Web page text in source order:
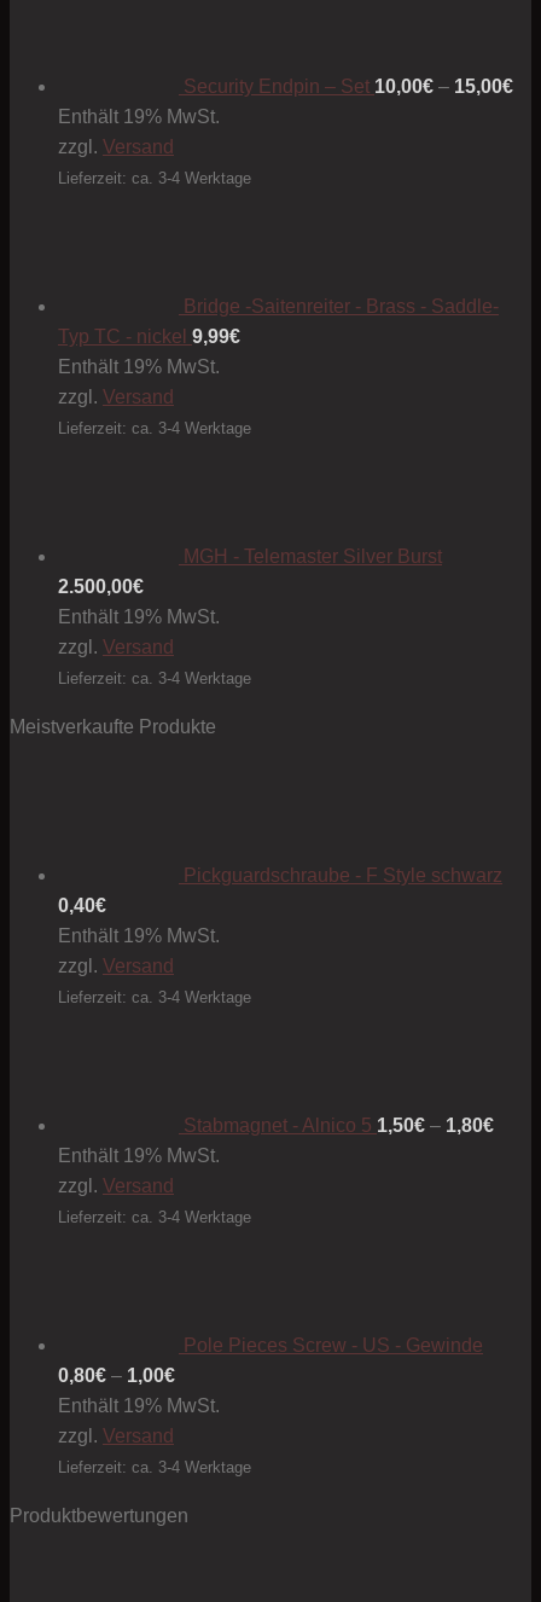
Security Endpin – Set 10,00€ – 15,00€
Enthält 19% MwSt.
zzgl. Versand
Lieferzeit: ca. 3-4 Werktage
Bridge -Saitenreiter - Brass - Saddle-
Typ TC - nickel 9,99€
Enthält 19% MwSt.
zzgl. Versand
Lieferzeit: ca. 3-4 Werktage
MGH - Telemaster Silver Burst
2.500,00€
Enthält 19% MwSt.
zzgl. Versand
Lieferzeit: ca. 3-4 Werktage
Meistverkaufte Produkte
Pickguardschraube - F Style schwarz
0,40€
Enthält 19% MwSt.
zzgl. Versand
Lieferzeit: ca. 3-4 Werktage
Stabmagnet - Alnico 5 1,50€ – 1,80€1,80€
Enthält 19% MwSt.
zzgl. Versand
Lieferzeit: ca. 3-4 Werktage
Pole Pieces Screw - US - Gewinde
0,80€ – 1,00€Preisspanne:
0,80€
1,00€
Enthält 19% MwSt.
zzgl. Versand
Lieferzeit: ca. 3-4 Werktage
Produktbewertungen